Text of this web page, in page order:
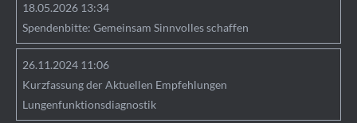
18.05.2026 13:34
Spendenbitte: Gemeinsam Sinnvolles schaffen
26.11.2024 11:06
Kurzfassung der Aktuellen Empfehlungen
Lungenfunktionsdiagnostik